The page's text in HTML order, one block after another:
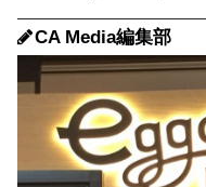
CA Media編集部